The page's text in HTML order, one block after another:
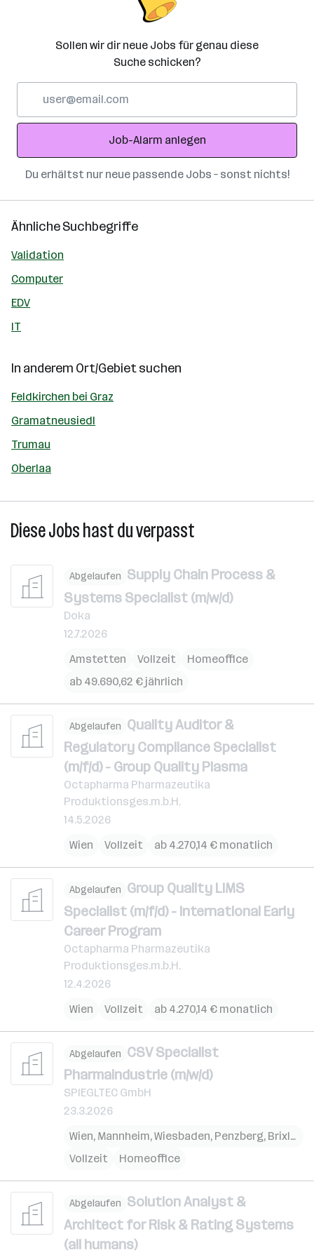
Sollen wir dir neue Jobs für genau diese
Suche schicken?
Adresse
Job-Alarm anlegen
Du erhältst nur neue passende Jobs – sonst nichts!
Ähnliche Suchbegriffe
Validation
Computer
EDV
IT
In anderem Ort/Gebiet suchen
Feldkirchen bei Graz
Gramatneusiedl
Trumau
Oberlaa
Diese Jobs hast du verpasst
Abgelaufen Supply Chain Process &
Systems Specialist (m/w/d)
Doka
12.7.2026
Amstetten
Vollzeit
Homeoffice
ab 49.690,62 € jährlich
Abgelaufen Quality Auditor &
Regulatory Compliance Specialist
(m/f/d) - Group Quality Plasma
Octapharma Pharmazeutika
Produktionsges.m.b.H.
14.5.2026
Wien
Vollzeit ab 4.270,14 € monatlich
Abgelaufen Group Quality LIMS
Specialist (m/f/d) - International Early
Career Program
Octapharma Pharmazeutika
Produktionsges.m.b.H.
12.4.2026
Wien
Vollzeit ab 4.270,14 € monatlich
Abgelaufen CSV Specialist
Pharmaindustrie (m/w/d)
SPIEGLTEC GmbH
23.3.2026
Wien, Mannheim,Wiesbaden, Penzberg, Brixlegg
Vollzeit
Homeoffice
Abgelaufen Solution Analyst &
Architect for Risk & Rating Systems
(all humans)